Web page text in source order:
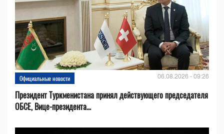
Официальные новости 06.08.2026 - 09:26
Президент Туркменистана принял действующего председателя
ОБСЕ, Вице-президента...